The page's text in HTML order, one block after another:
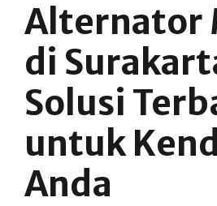
Alternator
di
Solusi
untuk
Anda